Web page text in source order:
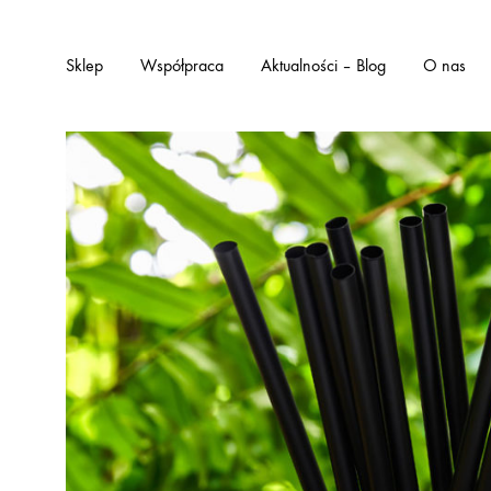
Sklep Współpraca Aktualności – Blog O nas